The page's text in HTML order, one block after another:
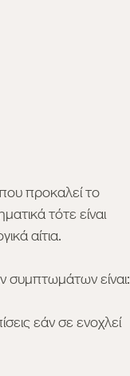
προκαλεί το
τότε είναι
αίτια.
συμπτωμάτων είναι:
εάν σε ενοχλεί